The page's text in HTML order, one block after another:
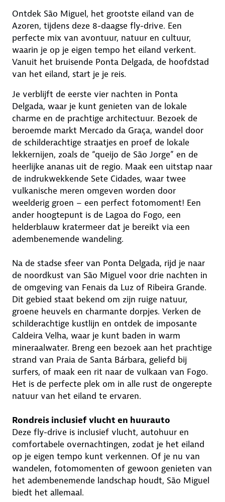
Ontdek São Miguel, het grootste eiland van de
Azoren, tijdens deze 8-daagse fly-drive. Een
perfecte mix van avontuur, natuur en cultuur,
waarin je op je eigen tempo het eiland verkent.
Vanuit het bruisende Ponta Delgada, de hoofdstad
van het eiland, start je je reis.
Je verblijft de eerste vier nachten in Ponta
Delgada, waar je kunt genieten van de lokale
charme en de prachtige architectuur. Bezoek de
beroemde markt Mercado da Graça, wandel door
de schilderachtige straatjes en proef de lokale
lekkernijen, zoals de “queijo de São Jorge” en de
heerlijke ananas uit de regio. Maak een uitstap naar
de indrukwekkende Sete Cidades, waar twee
vulkanische meren omgeven worden door
weelderig groen – een perfect fotomoment! Een
ander hoogtepunt is de Lagoa do Fogo, een
helderblauw kratermeer dat je bereikt via een
adembenemende wandeling.
Na de stadse sfeer van Ponta Delgada, rijd je naar
de noordkust van São Miguel voor drie nachten in
de omgeving van Fenais da Luz of Ribeira Grande.
Dit gebied staat bekend om zijn ruige natuur,
groene heuvels en charmante dorpjes. Verken de
schilderachtige kustlijn en ontdek de imposante
Caldeira Velha, waar je kunt baden in warm
mineraalwater. Breng een bezoek aan het prachtige
strand van Praia de Santa Bárbara, geliefd bij
surfers, of maak een rit naar de vulkaan van Fogo.
Het is de perfecte plek om in alle rust de ongerepte
natuur van het eiland te ervaren.
Rondreis inclusief vlucht en huurauto
Deze fly-drive is inclusief vlucht, autohuur en
comfortabele overnachtingen, zodat je het eiland
op je eigen tempo kunt verkennen. Of je nu van
wandelen, fotomomenten of gewoon genieten van
het adembenemende landschap houdt, São Miguel
biedt het allemaal.